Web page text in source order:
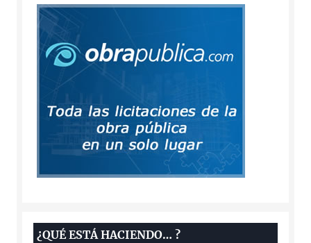
¿QUÉ ESTÁ HACIENDO… ?